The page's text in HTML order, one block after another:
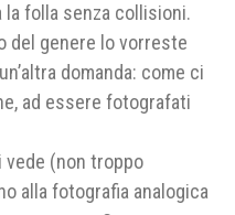
folla senza collisioni.
del genere lo vorreste
domanda: come ci
ad essere fotografati
vede (non troppo
alla fotografia analogica